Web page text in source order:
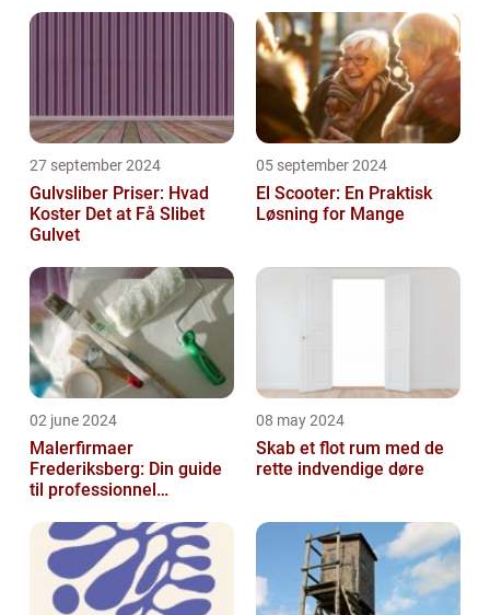
27 september 2024
Gulvsliber Priser: Hvad
Koster Det at Få Slibet
Gulvet
05 september 2024
El Scooter: En Praktisk
Løsning for Mange
02 june 2024
Malerfirmaer
Frederiksberg: Din guide
til professionnel
08 may 2024
Skab et flot rum med de
rette indvendige døre